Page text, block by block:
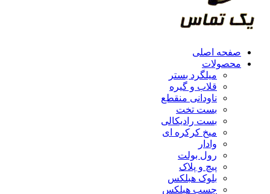
صفحه اصلی
محصولات
میلگرد بستر
قلاب و گیره
ناودانی منقطع
بست تخت
بست رادیکالی
میخ کرکره ای
وادار
رول بولت
پیچ و پلاک
بلوک هبلکس
چسب هبلکس